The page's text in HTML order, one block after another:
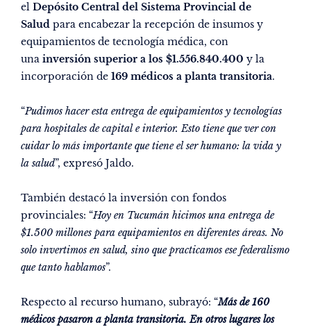
el Depósito Central del Sistema Provincial de
Salud para encabezar la recepción de insumos y
equipamientos de tecnología médica, con
una inversión superior a los $1.556.840.400 y la
incorporación de 169 médicos a planta transitoria.
“Pudimos hacer esta entrega de equipamientos y tecnologías
para hospitales de capital e interior. Esto tiene que ver con
cuidar lo más importante que tiene el ser humano: la vida y
la salud”, expresó Jaldo.
También destacó la inversión con fondos
provinciales: “Hoy en Tucumán hicimos una entrega de
$1.500 millones para equipamientos en diferentes áreas. No
solo invertimos en salud, sino que practicamos ese federalismo
que tanto hablamos”.
Respecto al recurso humano, subrayó: “Más de 160
médicos pasaron a planta transitoria. En otros lugares los